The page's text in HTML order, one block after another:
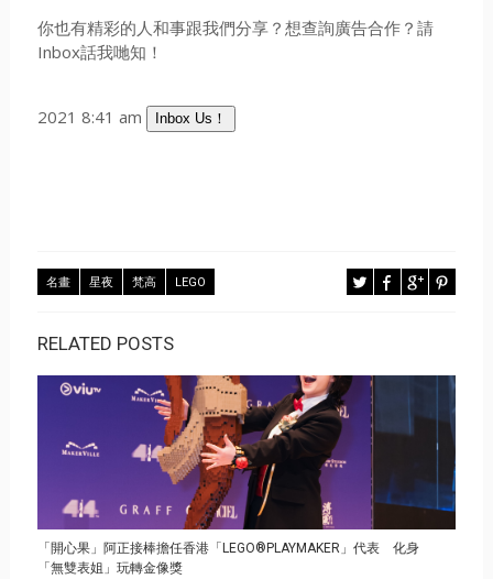
你也有精彩的人和事跟我們分享？想查詢廣告合作？請
Inbox話我哋知！
2021 8:41 am Inbox Us！
名畫 星夜 梵高 LEGO
RELATED POSTS
「開心果」阿正接棒擔任香港「LEGO®PLAYMAKER」代表 化身
「無雙表姐」玩轉金像獎